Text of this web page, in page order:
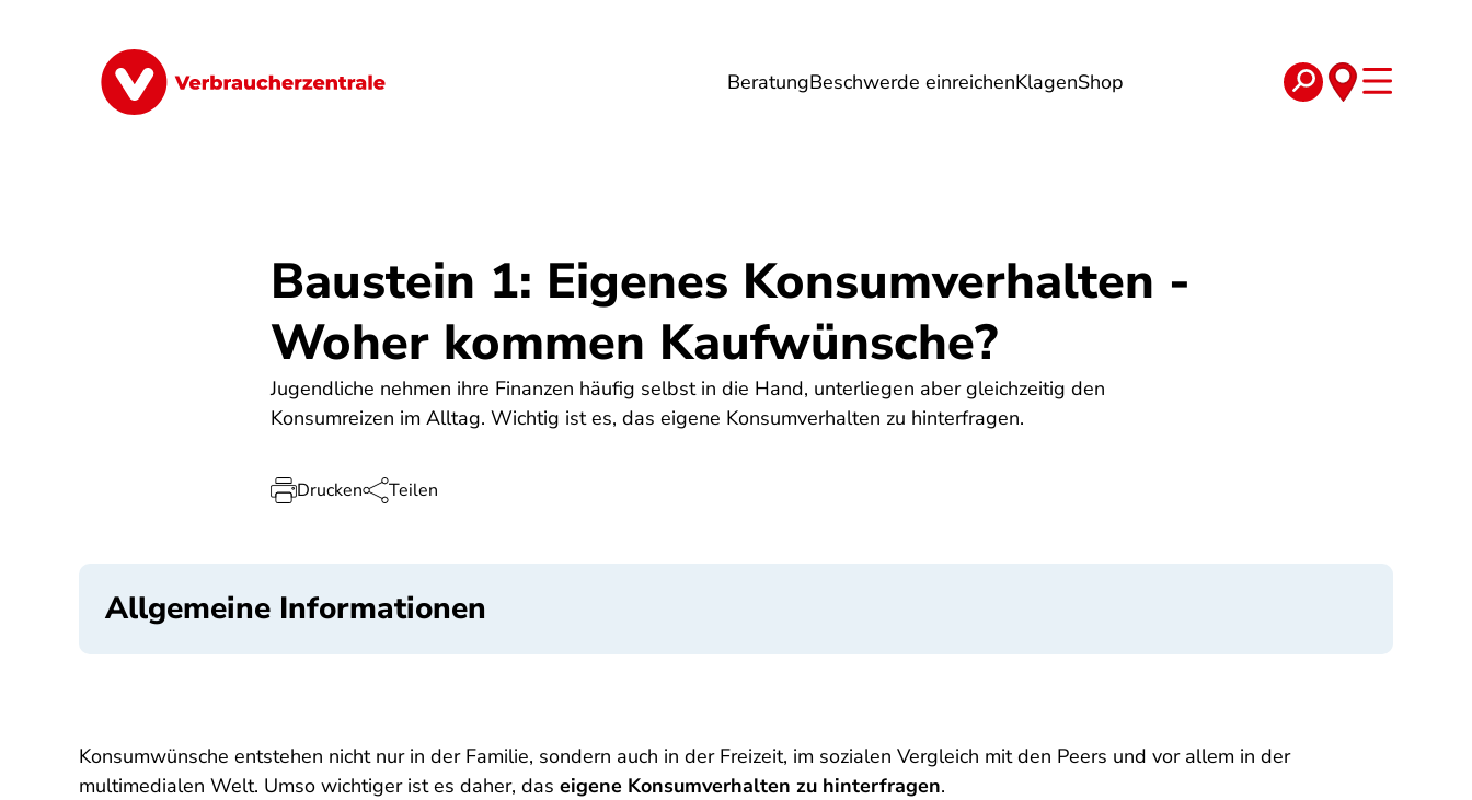
BeratungBeschwerde einreichenKlagenShop
Finanzen Digitales Lebensmittel Gesundheit Energie Reise Verträge
Baustein 1: Eigenes Konsumverhalten -
Woher kommen Kaufwünsche?
Jugendliche nehmen ihre Finanzen häufig selbst in die Hand, unterliegen aber gleichzeitig den
Konsumreizen im Alltag. Wichtig ist es, das eigene Konsumverhalten zu hinterfragen.
Drucken Teilen
Allgemeine Informationen
Konsumwünsche entstehen nicht nur in der Familie, sondern auch in der Freizeit, im sozialen Vergleich mit den Peers und vor allem in der
multimedialen Welt. Umso wichtiger ist es daher, das eigene Konsumverhalten zu hinterfragen.